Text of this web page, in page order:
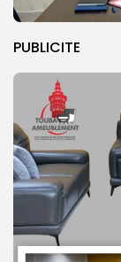
PUBLICITE